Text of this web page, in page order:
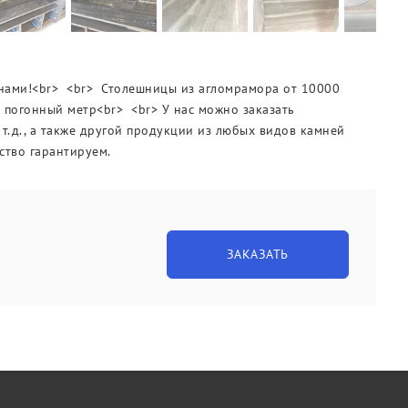
<br> Столешницы из агломрамора от 10000
метр<br> <br> У нас можно заказать
а также другой продукции из любых видов камней
гарантируем.
ЗАКАЗАТЬ